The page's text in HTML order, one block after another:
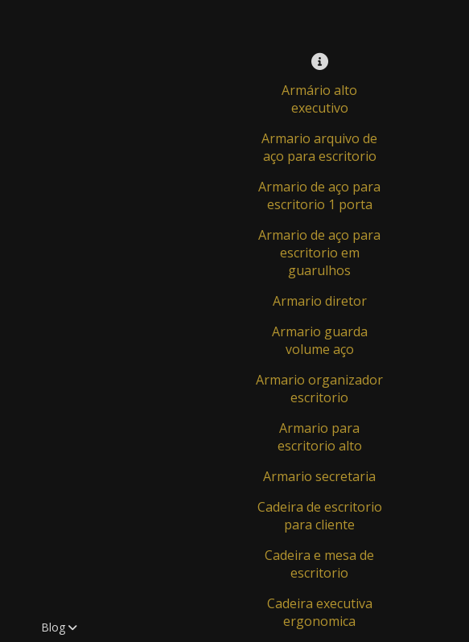
Blog
Armário alto
executivo
Armario arquivo de
aço para escritorio
Armario de aço para
escritorio 1 porta
Armario de aço para
escritorio em
guarulhos
Armario diretor
Armario guarda
volume aço
Armario organizador
escritorio
Armario para
escritorio alto
Armario secretaria
Cadeira de escritorio
para cliente
Cadeira e mesa de
escritorio
Cadeira executiva
ergonomica
Moveis para recepção - Cod.: 44451
Cadeiras Para Escritório
Poltrana Diretor - Cod.: FK.TIME.PR
Poltrona Diretor - Cod.: FK.ELITE.PR
Poltrona Diretor - Cod.: FK.LISS.PR
Call Center - Cod.: Ambiente 04
Call Center - Cod.: R 11
Diretoria E Linha Executiva
Mesa de Diretoria - Cod.: 56562
Mesa de Diretoria - Cod.: 744158
Mesa de Diretoria - Cod.: 8718AGO14
Mesa Executiva - Cod.: 740156
Mesa Executiva - Cod.: MO.Exe 01